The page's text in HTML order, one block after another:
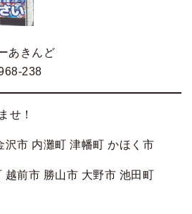
あきんど
238
せ！
沢市 内灘町 津幡町 かほく市
越前市 勝山市 大野市 池田町